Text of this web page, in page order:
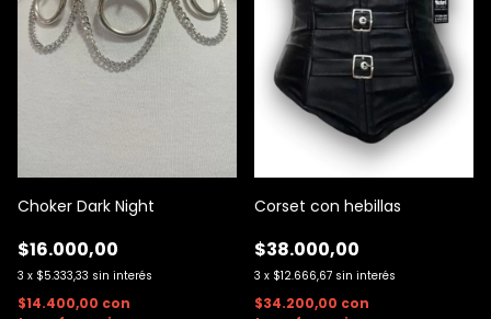
Choker Dark Night
$16.000,00
3 x $5.333,33 sin interés
$14.400,00 con
Corset con hebillas
$38.000,00
3 x $12.666,67 sin interés
$34.200,00 con